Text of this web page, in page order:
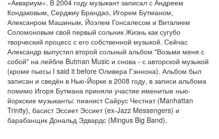
«Аквариум». В 2004 году музыкант записал с Андреем
Кондаковым, Серджиу Брандао, Игорем Бутманом,
Алексанром Машиным, Йоэлем Гонсалесом и Виталием
Соломоновым свой первый сольник Жизнь как сугубо
творческий процесс с его собственной музыкой. Сейчас
Александр выпустил второй сольный альбом "Возьми меня с
собой" на лейбле Butman Music и снова - с авторской музыкой
(кроме пьесы I said it before Оливера Гэннона). Альбом был
записан и сведён в Нью-Йорке в 2008 году, в записи альбома
помимо Игоря Бутмана приняли участие именитые нью-
йоркские музыканты: пианист Сайрус Честнат (Manhattan
Trinity), басист Эссиет Эссиет (ex-Jazz Messengers) и
барабанщик Дональд Эдвардс (Mingus Big Band).